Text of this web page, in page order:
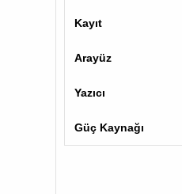
Kayıt
Arayüz
Yazıcı
Güç Kaynağı